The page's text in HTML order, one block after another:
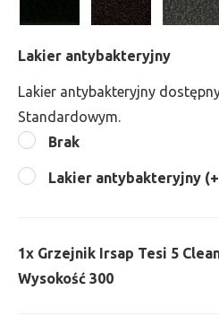
Lakier antybakteryjny
Lakier antybakteryjny
Standardowym.
Brak
Lakier antybakteryjny
1x Grzejnik Irsap Tesi 5
Wysokość 300